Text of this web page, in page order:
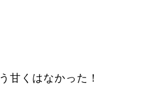
甘くはなかった！